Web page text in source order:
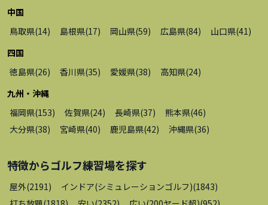
中国
鳥取県(14) 島根県(17) 岡山県(59) 広島県(84) 山口県(41 )
四国
徳島県(26) 香川県(35) 愛媛県(38) 高知県(24)
九州・沖縄
福岡県(153) 佐賀県(24) 長崎県(37) 熊本県(46)
大分県(38) 宮崎県(40) 鹿児島県(42) 沖縄県(36)
特徴からゴルフ練習場を探す
屋外(2191 ) インドア(シミュレーションゴルフ)(1843)